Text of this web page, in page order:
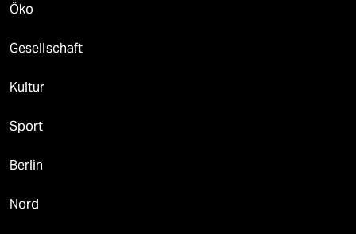
Öko
Gesellschaft
Kultur
Sport
Berlin
Nord